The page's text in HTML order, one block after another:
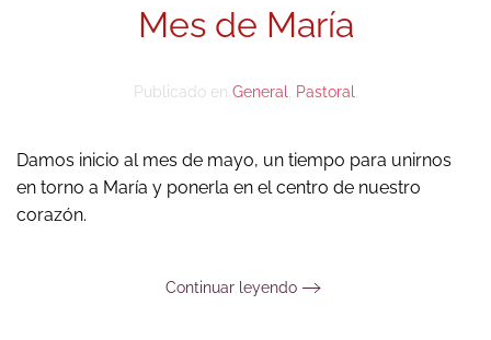
Mes de María
Publicado en General, Pastoral.
Damos inicio al mes de mayo, un tiempo para unirnos
en torno a María y ponerla en el centro de nuestro
corazón.
Continuar leyendo